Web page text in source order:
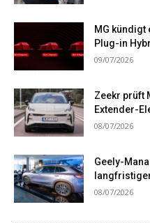
MG
Plug-in
09/07/2026
Zeekr prüft
Extender-
08/07/2026
Geely-
08/07/2026